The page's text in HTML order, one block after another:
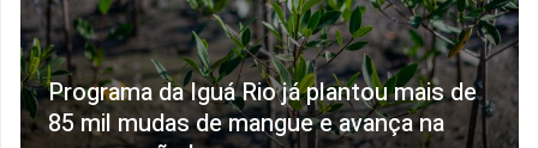
Programa da Iguá Rio já plantou mais de
85 mil mudas de mangue e avança na